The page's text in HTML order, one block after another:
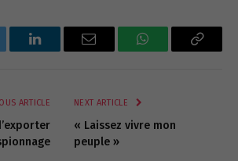
LinkedInEmail WhatsAppCopy
ARTICLE NEXT ARTICLE
« Laissez vivre mon
peuple »